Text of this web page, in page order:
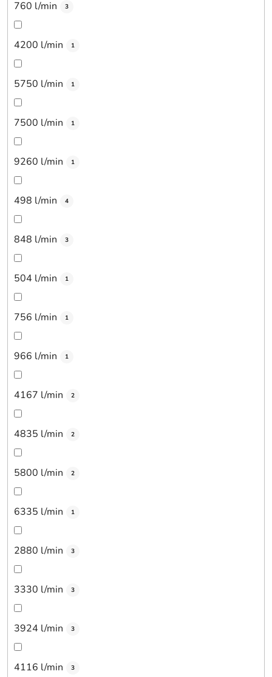
760 l/min 3
4200 l/min 1
5750 l/min 1
7500 l/min 1
9260 l/min 1
498 l/min 4
848 l/min 3
504 l/min 1
756 l/min 1
966 l/min 1
4167 l/min 2
4835 l/min 2
5800 l/min 2
6335 l/min 1
2880 l/min 3
3330 l/min 3
3924 l/min 3
4116 l/min 3